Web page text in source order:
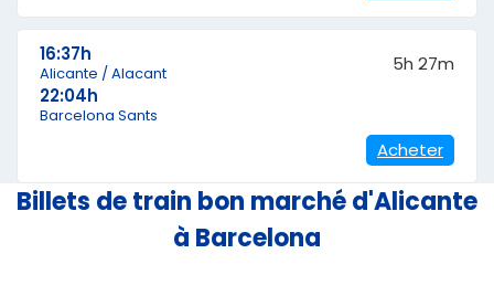
16:37h
Alicante / Alacant
22:04h
Barcelona Sants
5h 27m
Acheter
Billets de train bon marché d'Alicante
à Barcelona